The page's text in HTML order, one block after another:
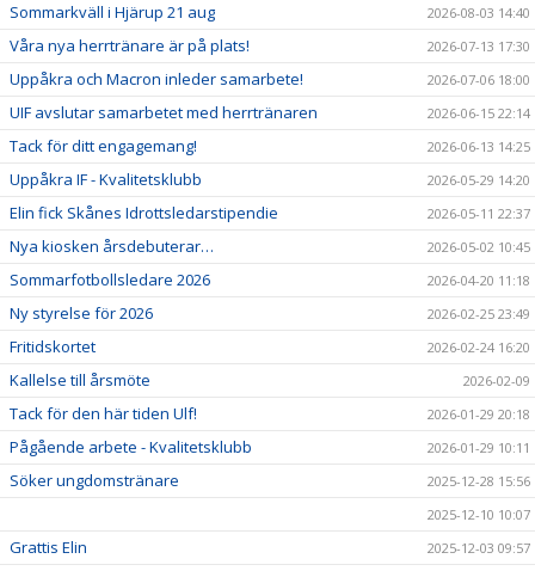
Sommarkväll i Hjärup 21 aug 2026-08-03 14:40
Våra nya herrtränare är på plats! 2026-07-13 17:30
Uppåkra och Macron inleder samarbete! 2026-07-06 18:00
UIF avslutar samarbetet med herrtränaren 2026-06-15 22:14
Tack för ditt engagemang! 2026-06-13 14:25
Uppåkra IF - Kvalitetsklubb 2026-05-29 14:20
Elin fick Skånes Idrottsledarstipendie 2026-05-11 22:37
Nya kiosken årsdebuterar… 2026-05-02 10:45
Sommarfotbollsledare 2026 2026-04-20 11:18
Ny styrelse för 2026 2026-02-25 23:49
Fritidskortet 2026-02-24 16:20
Kallelse till årsmöte 2026-02-09
Tack för den här tiden Ulf! 2026-01-29 20:18
Pågående arbete - Kvalitetsklubb 2026-01-29 10:11
Söker ungdomstränare
2025-12-28 15:56
2025-12-10 10:07
Grattis Elin
2025-12-03 09:57